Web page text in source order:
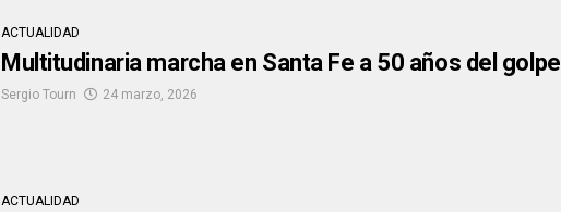
ACTUALIDAD
Multitudinaria marcha en Santa Fe a 50 años del
Sergio Tourn 24 marzo, 2026
ACTUALIDAD